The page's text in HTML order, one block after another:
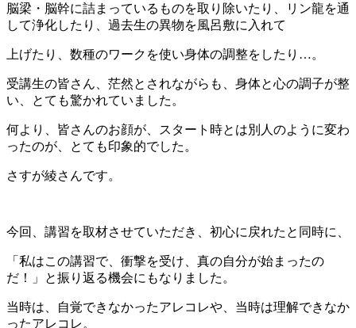
脳梁・脳幹に詰まっているものを取り除いたり、リン龍を通
して浄化したり、過去生の異物を風呂敷に入れて
上げたり、 数種のワークを使い身体の調整をしたり…。
受講生の皆さん、茫然とされながらも、身体と心の調子が整
い、とても驚かれていました。
何より、皆さんのお顔が、スタート時とは別人のように変わ
ったのが、とても印象的でした。
さすが綾さんです。
今回、講習を取材させていただき、初心に戻れたと同時に、
「私はこの講習で、衝撃を受け、真の自分が始まったの
だ！」
と振り返る機会にもなりました。
当時は、自覚できなかったアレコレや、当時は理解できなか
ったアレコレ。